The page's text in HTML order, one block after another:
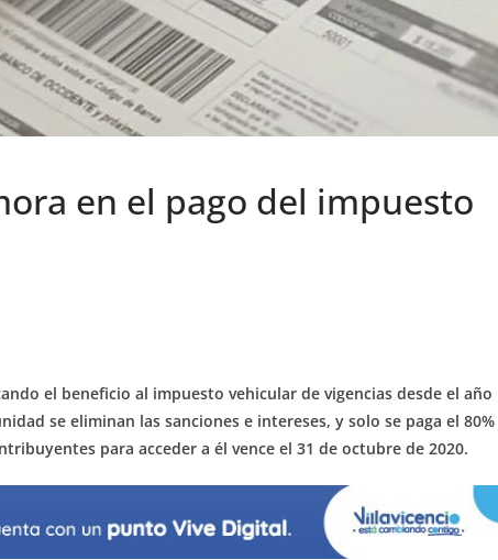
en el pago del impuesto
el beneficio al impuesto vehicular de vigencias desde el año
se eliminan las sanciones e intereses, y solo se paga el 80%
para acceder a él vence el 31 de octubre de 2020.